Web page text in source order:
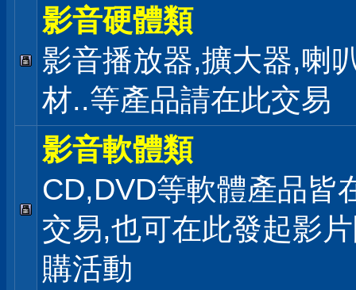
影音硬體類
影音播放器,擴大器,喇
材..等產品請在此交易
影音軟體類
CD,DVD等軟體產品皆
交易,也可在此發起影
購活動